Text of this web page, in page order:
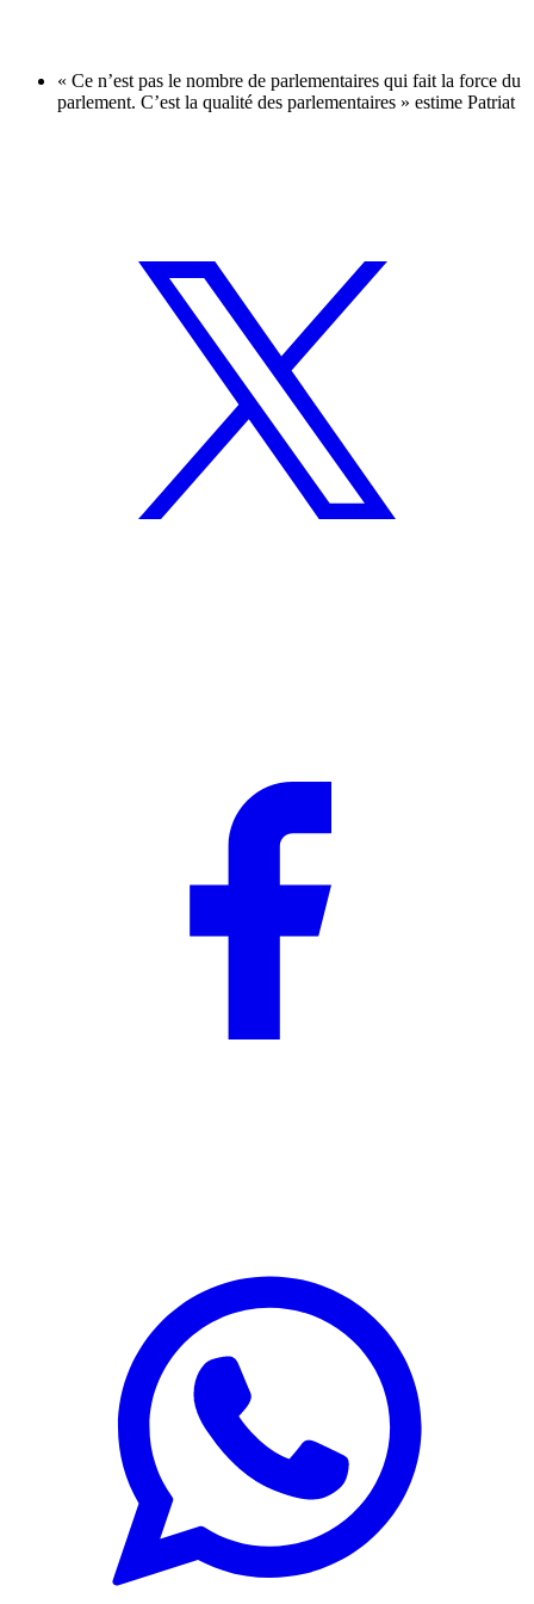
« Ce n’est pas le nombre de parlementaires qui fait la force du
parlement. C’est la qualité des parlementaires » estime Patriat